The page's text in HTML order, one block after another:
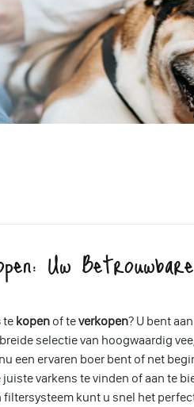
Uw Betrouwbare
te kopen of teverkopen? U bent
selectie van hoogwaardig
een ervaren boer bent of net
varkens te vinden of aan te
kunt u snel het